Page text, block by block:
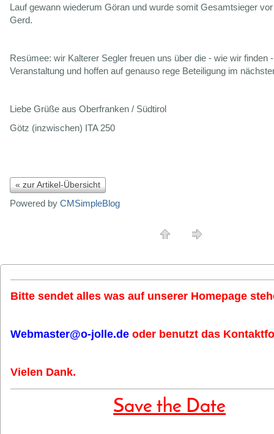
Lauf gewann wiederum Göran und wurde somit Gesamtsieger
Gerd.
Resümee: wir Kalterer Segler freuen uns über die - wie wir finden
Veranstaltung und hoffen auf genauso rege Beteiligung im
Liebe Grüße aus Oberfranken / Südtirol
Götz (inzwischen) ITA 250
« zur Artikel-Übersicht
Powered by CMSimpleBlog
Bitte sendet alles was auf unserer Homepage
Webmaster@o-jolle.de oder benutzt das
Vielen Dank.
Save the Date